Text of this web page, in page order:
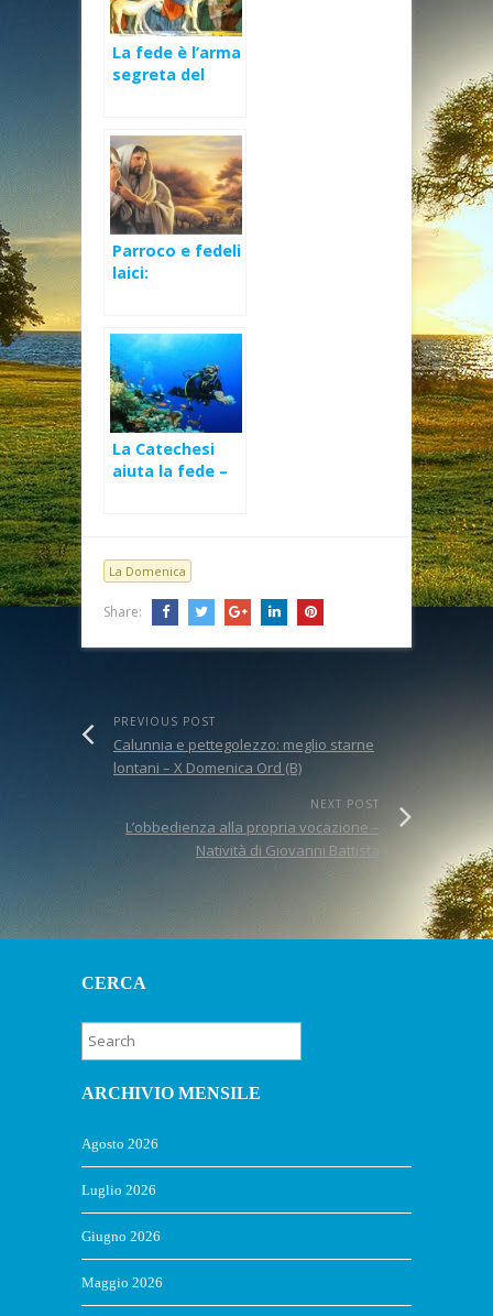
La fede è l’arma
segreta del
Palme (B)
Parroco e fedeli
laici:
La Catechesi
aiuta la fede –
La Domenica
Share:
PREVIOUS POST
Calunnia e pettegolezzo: meglio starne
lontani – X Domenica Ord (B)
NEXT POST
L’obbedienza alla propria vocazione –
Natività di Giovanni Battista
CERCA
ARCHIVIO MENSILE
Agosto 2026
Luglio 2026
Giugno 2026
Maggio 2026